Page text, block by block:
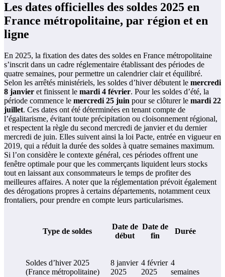
Les dates officielles des soldes 2025 en
France métropolitaine, par région et en
ligne
En 2025, la fixation des dates des soldes en France métropolitaine
s’inscrit dans un cadre réglementaire établissant des périodes de
quatre semaines, pour permettre un calendrier clair et équilibré.
Selon les arrêtés ministériels, les soldes d’hiver débutent le mercredi
8 janvier et finissent le mardi 4 février. Pour les soldes d’été, la
période commence le mercredi 25 juin pour se clôturer le mardi 22
juillet. Ces dates ont été déterminées en tenant compte de
l’égalitarisme, évitant toute précipitation ou cloisonnement régional,
et respectent la règle du second mercredi de janvier et du dernier
mercredi de juin. Elles suivent ainsi la loi Pacte, entrée en vigueur en
2019, qui a réduit la durée des soldes à quatre semaines maximum.
Si l’on considère le contexte général, ces périodes offrent une
fenêtre optimale pour que les commerçants liquident leurs stocks
tout en laissant aux consommateurs le temps de profiter des
meilleures affaires. A noter que la réglementation prévoit également
des dérogations propres à certains départements, notamment ceux
frontaliers, pour prendre en compte leurs particularismes.
Type de soldes
Date de
début
Date de
fin
Durée
Soldes d’hiver 2025
(France métropolitaine)
8 janvier
2025
4 février
2025
4
semaines